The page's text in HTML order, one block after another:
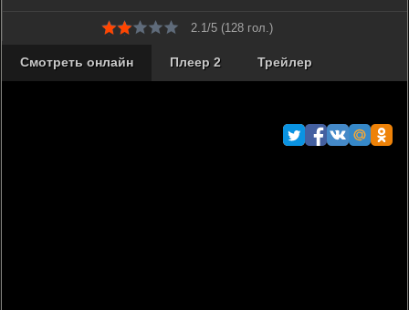
2.1/5 (128гол.)
Смотреть онлайн Плеер 2 Трейлер